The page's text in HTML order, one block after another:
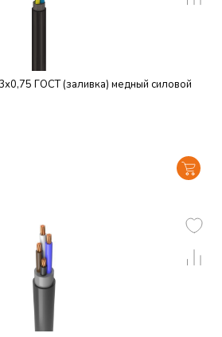
ГОСТ (заливка) медный силовой